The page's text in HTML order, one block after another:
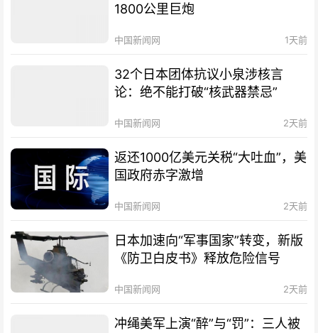
1800公里巨炮
中国新闻网 1天前
32个日本团体抗议小泉涉核言
论：绝不能打破“核武器禁忌”
中国新闻网 2天前
返还1000亿美元关税“大吐血”，美
国政府赤字激增
中国新闻网 2天前
日本加速向“军事国家”转变，新版
《防卫白皮书》释放危险信号
中国新闻网 2天前
冲绳美军上演“醉”与“罚”：三人被